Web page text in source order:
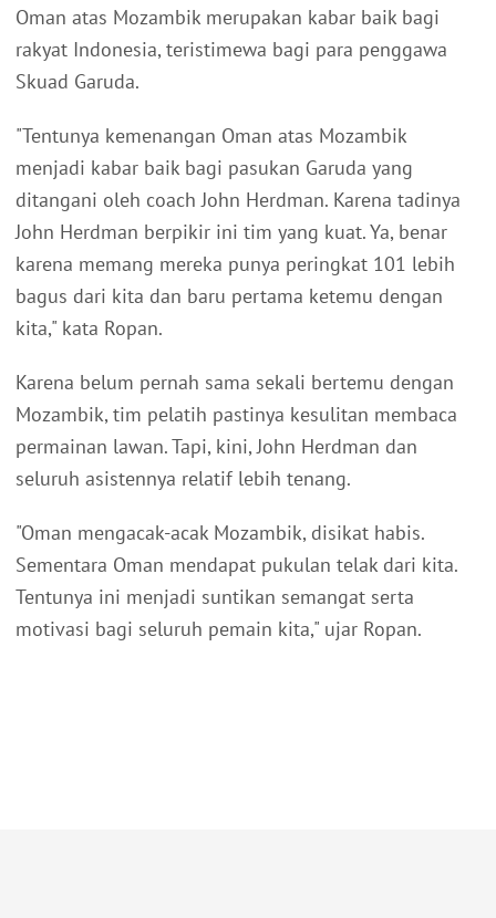
Oman atas Mozambik merupakan kabar baik bagi
rakyat Indonesia, teristimewa bagi para penggawa
Skuad Garuda.
"Tentunya kemenangan Oman atas Mozambik
menjadi kabar baik bagi pasukan Garuda yang
ditangani oleh coach John Herdman. Karena tadinya
John Herdman berpikir ini tim yang kuat. Ya, benar
karena memang mereka punya peringkat 101 lebih
bagus dari kita dan baru pertama ketemu dengan
kita," kata Ropan.
Karena belum pernah sama sekali bertemu dengan
Mozambik, tim pelatih pastinya kesulitan membaca
permainan lawan. Tapi, kini, John Herdman dan
seluruh asistennya relatif lebih tenang.
"Oman mengacak-acak Mozambik, disikat habis.
Sementara Oman mendapat pukulan telak dari kita.
Tentunya ini menjadi suntikan semangat serta
motivasi bagi seluruh pemain kita," ujar Ropan.